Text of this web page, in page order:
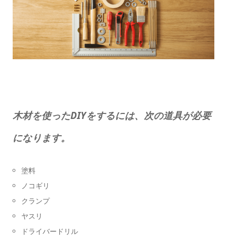
木材を使ったDIYをするには、次の道具が必要
になります。
塗料
ノコギリ
クランプ
ヤスリ
ドライバードリル